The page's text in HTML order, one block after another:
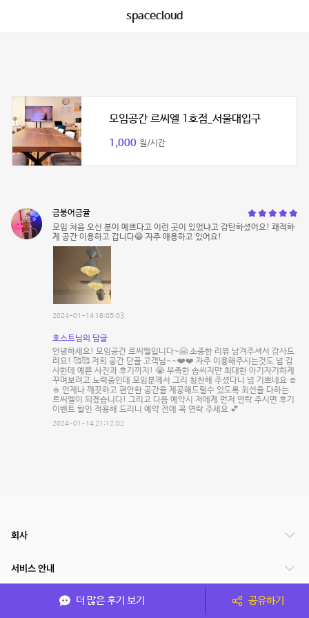
spacecloud
모임공간 르씨엘 1호점_서울대입구
1,000 원/시간
금붕어금귤
모임 처음 오신 분이 예쁘다고 이런 곳이 있었냐고 감탄하셨어요! 쾌적하
게 공간 이용하고 갑니다😁 자주 애용하고 있어요!
2024-01-14 18:05:03
호스트님의 답글
안녕하세요! 모임공간 르씨엘입니다~🤗 소중한 리뷰 남겨주셔서 감사드
려요! 🥰🥰 저희 공간 단골 고객님~~❤️❤️ 자주 이용해주시는것도 넘 감
사한데 예쁜 사진과 후기까지! 😭 부족한 솜씨지만 최대한 아기자기하게
꾸며보려고 노력중인데 모임분께서 그리 칭찬해 주셨다니 넘 기쁘네요 ㅎ
ㅎ 언제나 깨끗하고 편안한 공간을 제공해드릴수 있도록 최선을 다하는
르씨엘이 되겠습니다! 그리고 다음 예약시 저에게 먼저 연락 주시면 후기
이벤트 할인 적용해 드리니 예약 전에 꼭 연락 주세요 💕
2024-01-14 21:12:02
더 많은 후기 보기 공유하기
회사
서비스 안내